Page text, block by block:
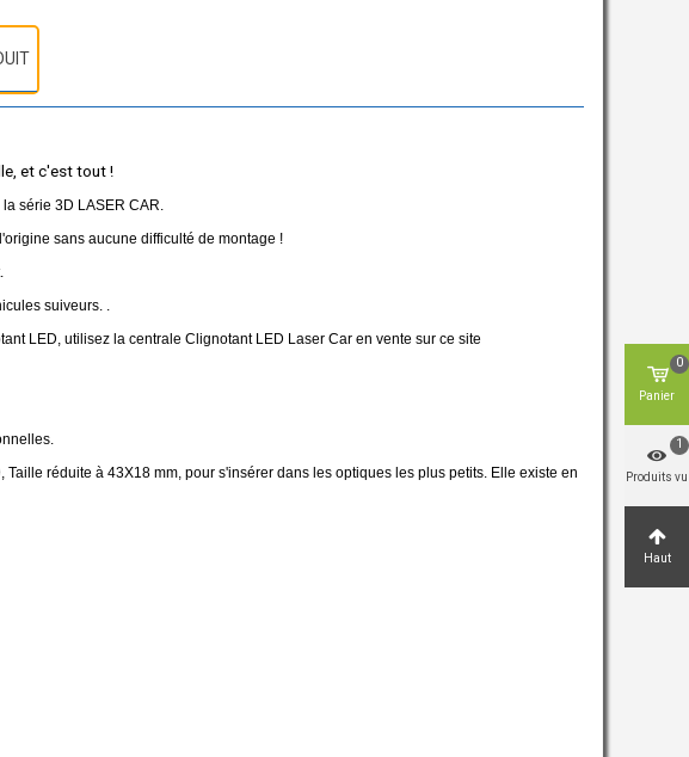
et c'est tout !
série 3D LASER CAR.
sans aucune difficulté de montage !
suiveurs. .
LED, utilisez la centrale Clignotant LED Laser Car en vente sur ce site
réduite à 43X18 mm, pour s'insérer dans les optiques les plus petits. Elle existe en
Panier
0
Produits vu
1
Haut